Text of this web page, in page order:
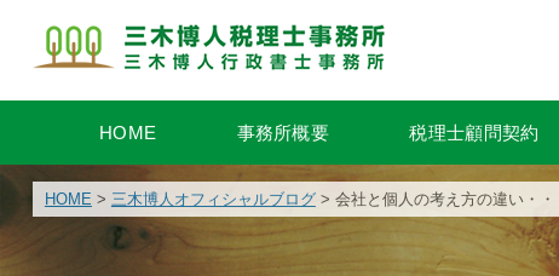
HOME 事務所概要 税理士顧問契約
HOME > 三木博人オフィシャルブログ> 会社と個人の考え方の違い・・